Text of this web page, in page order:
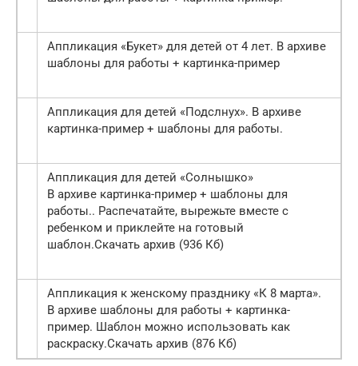
Аппликация «Букет» для детей от 4 лет. В архиве
шаблоны для работы + картинка-пример
Аппликация для детей «Подслнух». В архиве
картинка-пример + шаблоны для работы.
Аппликация для детей «Солнышко»
В архиве картинка-пример + шаблоны для
работы.. Распечатайте, вырежьте вместе с
ребенком и приклейте на готовый
шаблон.Скачать архив (936 Кб)
Аппликация к женскому празднику «К 8 марта».
В архиве шаблоны для работы + картинка-
пример. Шаблон можно использовать как
раскраску.Скачать архив (876 Кб)